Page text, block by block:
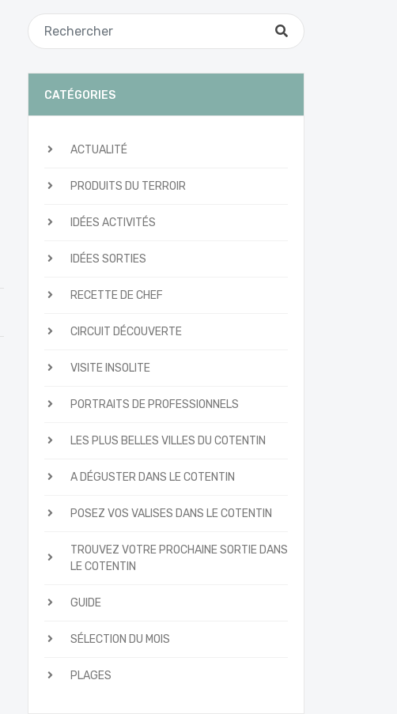
CATÉGORIES
ACTUALITÉ
PRODUITS DU TERROIR
IDÉES ACTIVITÉS
IDÉES SORTIES
RECETTE DE CHEF
CIRCUIT DÉCOUVERTE
VISITE INSOLITE
PORTRAITS DE PROFESSIONNELS
LES PLUS BELLES VILLES DU COTENTIN
A DÉGUSTER DANS LE COTENTIN
POSEZ VOS VALISES DANS LE COTENTIN
TROUVEZ VOTRE PROCHAINE SORTIE DANS
LE COTENTIN
GUIDE
SÉLECTION DU MOIS
PLAGES